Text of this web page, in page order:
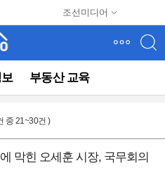
조선미디어
부동산 교육
중 21~30건 )
막힌 오세훈 시장, 국무회의